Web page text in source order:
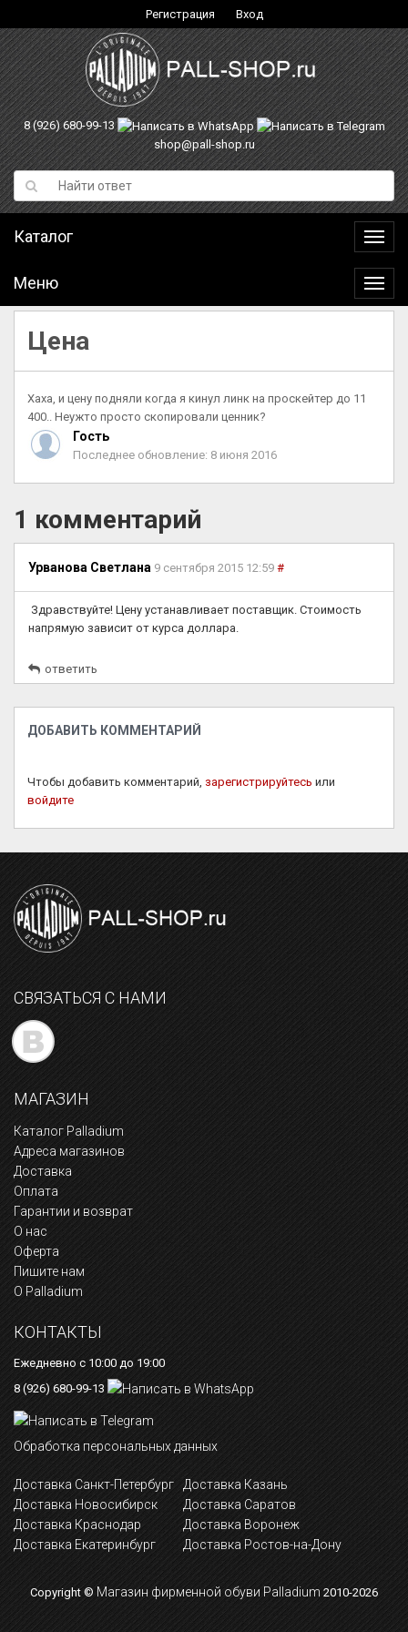
Регистрация Вход
8 (926) 680-99-13
shop@pall-shop.ru
Каталог
Меню
Меню
Цена
Хаха, и цену подняли когда я кинул линк на проскейтер до 11
400.. Неужто просто скопировали ценник?
Гость
Последнее обновление: 8 июня 2016
1 комментарий
Урванова Светлана 9 сентября 2015 12:59 #
Здравствуйте! Цену устанавливает поставщик. Стоимость
напрямую зависит от курса доллара.
ответить
ДОБАВИТЬ КОММЕНТАРИЙ
Чтобы добавить комментарий, зарегистрируйтесь или
войдите
СВЯЗАТЬСЯ С НАМИ
МАГАЗИН
Каталог Palladium
Адреса магазинов
Доставка
Оплата
Гарантии и возврат
О нас
Оферта
Пишите нам
О Palladium
КОНТАКТЫ
Ежедневно с 10:00 до 19:00
8 (926) 680-99-13
Обработка персональных данных
Доставка Санкт-Петербург
Доставка Новосибирск
Доставка Краснодар
Доставка Екатеринбург
Доставка Казань
Доставка Саратов
Доставка Воронеж
Доставка Ростов-на-Дону
Copyright © Магазин фирменной обуви Palladium 2010-2026